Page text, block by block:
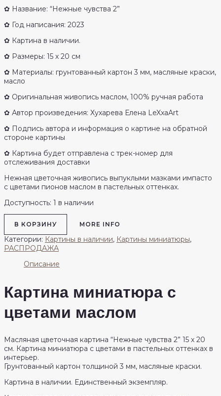
✿ Название: “Нежные чувства 2”
✿ Год написания: 2023
✿ Картина в наличии.
✿ Размеры: 15 х 20 см
✿ Материалы: грунтованный картон 3 мм, масляные краски,
масло
✿ Оригинальная живопись маслом, 100% ручная работа
✿ Автор произведения: Хухарева Елена LeXxaArt
✿ Подпись автора и информация о картине на обратной
стороне картины
✿ Картина будет отправлена с трек-номер для
отслеживания доставки
Нежная цветочная живопись выпуклыми мазками импасто
с цветами пионов маслом в пастельных оттенках.
Доступность: 1 в наличии
товара
Картина
миниатюра
с
цветами
чувства
2"
см
В КОРЗИНУ MORE INFO
Категории: Картины в наличии, Картины миниатюры,
РАСПРОДАЖА
Описание
Картина миниатюра с
цветами маслом
Масляная цветочная картина “Нежные чувства 2” 15 х 20
см. Картина миниатюра с цветами в пастельных оттенках в
интерьер.
Грунтованный картон толщиной 3 мм, масляные краски.
Картина в наличии. Единственный экземпляр.